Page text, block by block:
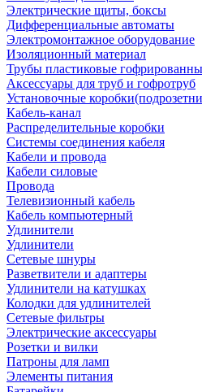
Электрические щиты, боксы
Дифференциальные автоматы
Электромонтажное оборудование
Изоляционный материал
Трубы пластиковые
Аксессуары для труб и гофротруб
Установочные
Кабель-канал
Распределительные коробки
Системы соединения кабеля
Кабели и провода
Кабели силовые
Провода
Телевизионный кабель
Кабель компьютерный
Удлинители
Удлинители
Сетевые шнуры
Разветвители и адаптеры
Удлинители на катушках
Колодки для удлинителей
Сетевые фильтры
Электрические аксессуары
Розетки и вилки
Патроны для ламп
Элементы питания